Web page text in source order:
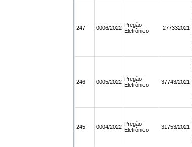
247 0006/2022 Pregão
Eletrônico
277332021
246 0005/2022 Pregão
Eletrônico
37743/2021
245 0004/2022 Pregão
Eletrônico
31753/2021